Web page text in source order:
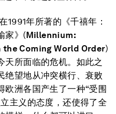
1991年所著的《千禧年：
家》(Millennium:
Coming World Order)
天所面临的危机。如此之
绝望地从冲突横行、衰败
欧洲各国产生了一种“受围
主义的态度，还使得了全